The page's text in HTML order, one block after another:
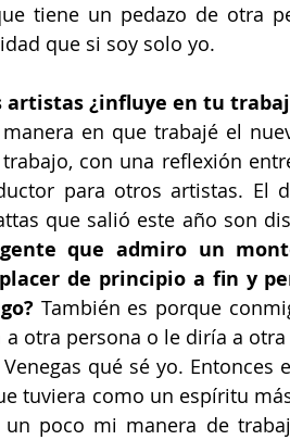
tiene un pedazo de otra
que si soy solo yo.
artistas ¿influye en tu
en que trabajé el
con una reflexión
para otros artistas. El
que salió este año son
que admiro un
de principio a fin y
También es porque
otra persona o le diría a
qué sé yo. Entonces
tuviera como un espíritu
poco mi manera de